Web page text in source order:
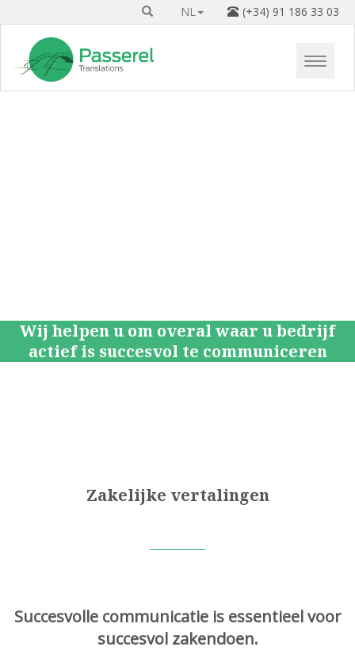
NL (+34) 91 186 33 03
Wij helpen u om overal waar u bedrijf
actief is succesvol te communiceren
Zakelijke vertalingen
Succesvolle communicatie is essentieel voor
succesvol zakendoen.